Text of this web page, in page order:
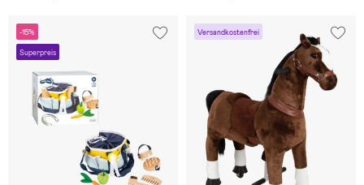
-15%
Superpreis
Versandkostenfrei